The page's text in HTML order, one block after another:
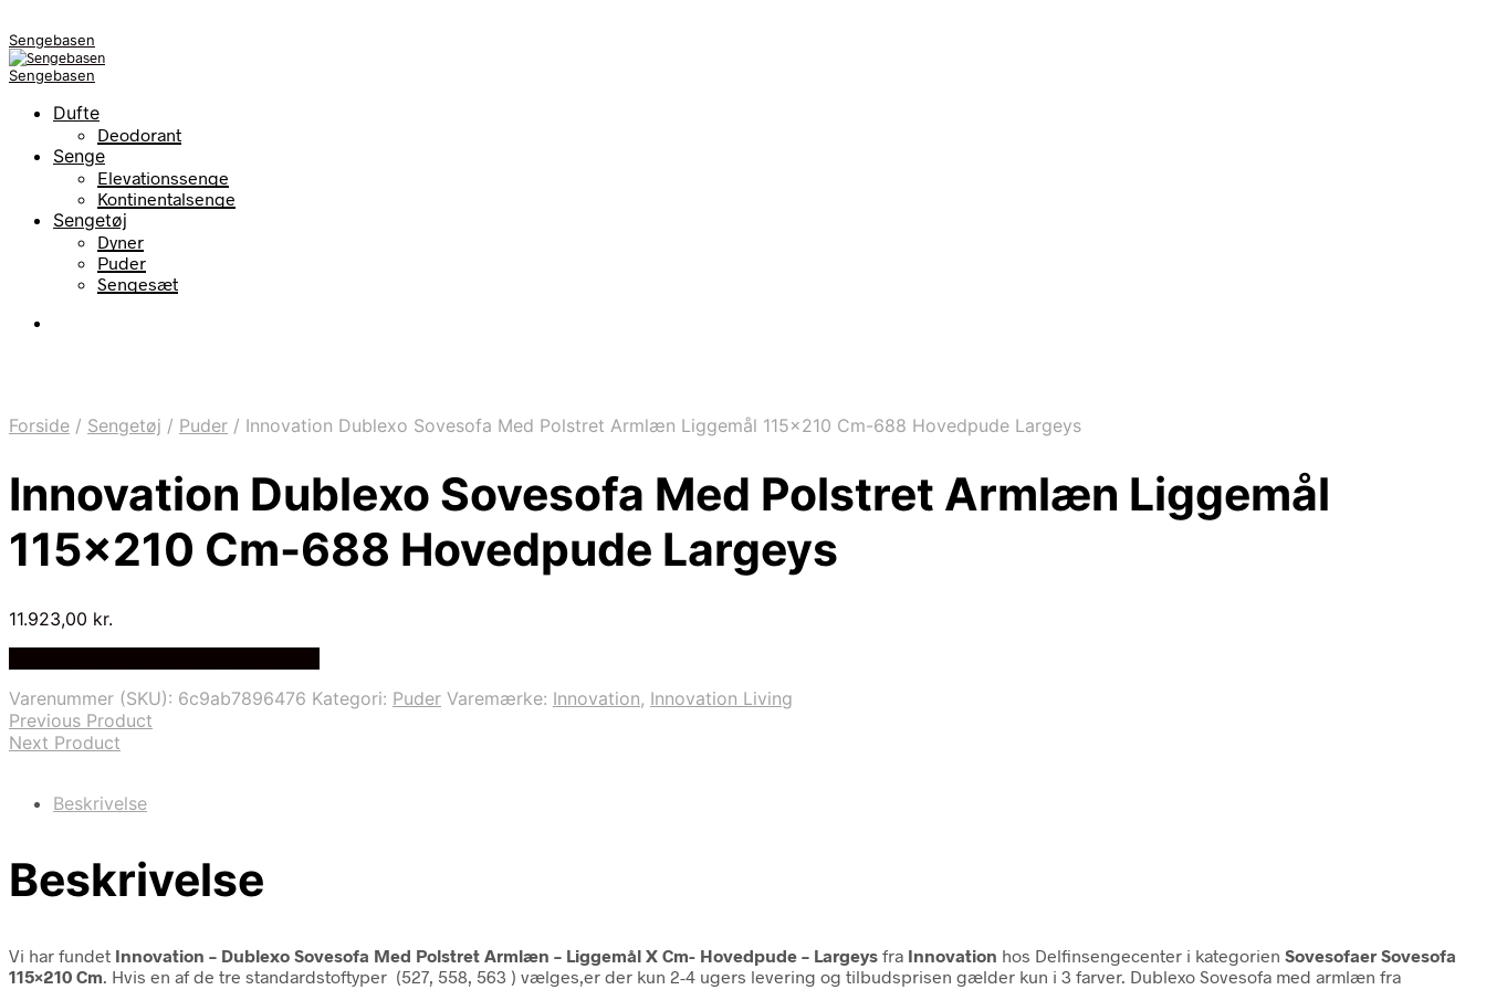
Sengebasen
Sengebasen
Dufte
Deodorant
Senge
Elevationssenge
Kontinentalsenge
Sengetøj
Dyner
Puder
Sengesæt
Forside / Sengetøj / Puder / Innovation Dublexo Sovesofa Med Polstret Armlæn Liggemål 115×210 Cm-688 Hovedpude Largeys
Innovation Dublexo Sovesofa Med Polstret Armlæn Liggemål
115×210 Cm-688 Hovedpude Largeys
11.923,00 kr.
Varenummer (SKU): 6c9ab7896476 Kategori: Puder Varemærke: Innovation, Innovation Living
Previous Product
Next Product
Beskrivelse
Beskrivelse
Vi har fundet Innovation – Dublexo Sovesofa Med Polstret Armlæn – Liggemål X Cm- Hovedpude – Largeys fra Innovation hos Delfinsengecenter i kategorien Sovesofaer Sovesofa
115×210 Cm . Hvis en af de tre standardstoftyper (527, 558, 563 ) vælges,er der kun 2-4 ugers levering og tilbudsprisen gælder kun i 3 farver. Dublexo Sovesofa med armlæn fra